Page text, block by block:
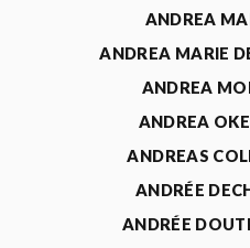
ANDREA
ANDREA MARIE
ANDREA
ANDREA
ANDREAS
ANDRÉE
ANDRÉE